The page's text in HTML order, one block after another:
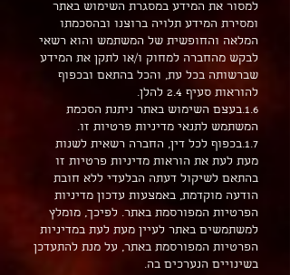
למסור את המידע במסגרת השימוש באתר
ומסירת המידע תלויה ברוצנו ובהסכמתו
המלאה והחופשית של המשתמש והוא רשאי
לבקש מהחברה למחוק ו/או לתקן את המידע
שברשותה בכל עת, והכל בהתאם ובכפוף
להוראות סעיף 2.4 להלן.
1.6.בעצם השימוש באתר ניתנת הסכמת
המשתמש לתנאי מדיניות פרטיות זו.
1.7.בכפוף לכל דין, החברה רשאית לשנות
מעת לעת את הוראות מדיניות פרטיות זו
בהתאם לשיקול דעתה הבלעדי ללא חובת
הודעה מוקדמת, באמצעות עדכון מדיניות
הפרטיות המפורסמת באתר. לפיכך, מומלץ
למשתמשים באתר לעיין מעת לעת במדיניות
הפרטיות המפורסמת באתר, על מנת להתעדכן
בשינויים הנערכים בה.